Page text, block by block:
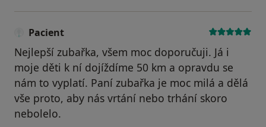
Pacient
Nejlepší zubařka, všem moc doporučuji. Já i
moje děti k ní dojíždíme 50 km a opravdu se
nám to vyplatí. Paní zubařka je moc milá a dělá
vše proto, aby nás vrtání nebo trhání skoro
nebolelo.